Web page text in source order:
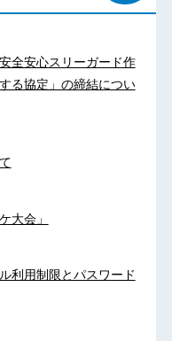
全安心スリーガード作
る協定」の締結につい
大会」
利用制限とパスワード